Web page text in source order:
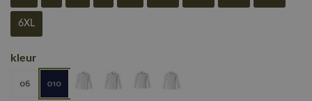
6XL
kleur